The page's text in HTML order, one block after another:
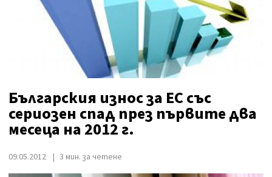
Българския износ за ЕС със
сериозен спад през първите два
месеца на 2012 г.
09.05.2012 3 мин. за четене